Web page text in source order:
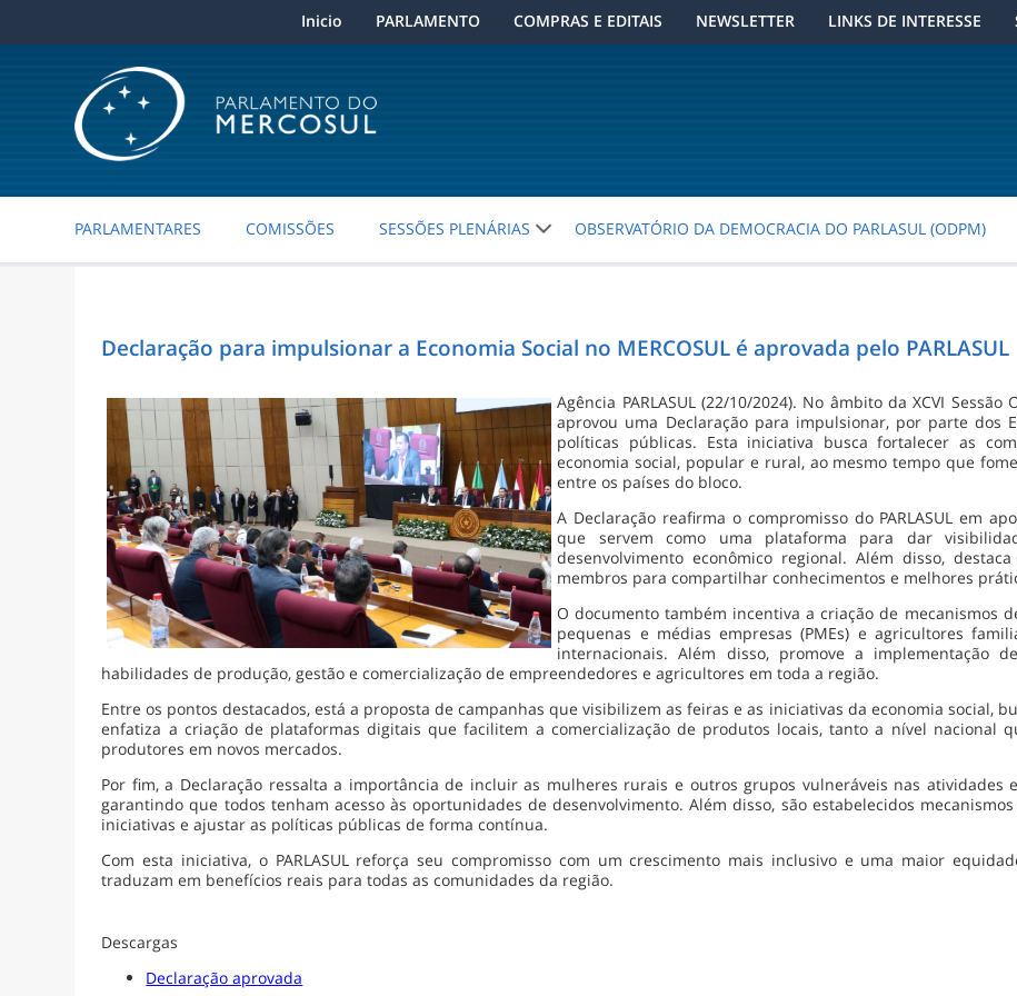
Inicio PARLAMENTO COMPRAS E EDITAIS NEWSLETTER LINKS DE INTERESSE
PARLAMENTARES COMISSÕES SESSÕES PLENÁRIAS OBSERVATÓRIO DA DEMOCRACIA DO PARLASUL (ODPM)
Declaração para impulsionar a Economia Social no MERCOSUL é aprovada pelo PARLASUL
Agência PARLASUL (22/10/2024). No âmbito da XCVI Sessão
aprovou uma Declaração para impulsionar, por parte dos
políticas públicas. Esta iniciativa busca fortalecer as
economia social, popular e rural, ao mesmo tempo que
entre os países do bloco.
A Declaração reafirma o compromisso do PARLASUL em
que servem como uma plataforma para dar
desenvolvimento econômico regional. Além disso,
membros para compartilhar conhecimentos e melhores
O documento também incentiva a criação de mecanismos
pequenas e médias empresas (PMEs) e agricultores
internacionais. Além disso, promove a implementação
habilidades de produção, gestão e comercialização de empreendedores e agricultores em toda a região.
Entre os pontos destacados, está a proposta de campanhas que visibilizem as feiras e as iniciativas da economia social,
enfatiza a criação de plataformas digitais que facilitem a comercialização de produtos locais, tanto a nível nacional
produtores em novos mercados.
Por fim, a Declaração ressalta a importância de incluir as mulheres rurais e outros grupos vulneráveis nas atividades
garantindo que todos tenham acesso às oportunidades de desenvolvimento. Além disso, são estabelecidos
iniciativas e ajustar as políticas públicas de forma contínua.
Com esta iniciativa, o PARLASUL reforça seu compromisso com um crescimento mais inclusivo e uma maior
traduzam em benefícios reais para todas as comunidades da região.
Descargas
Declaração aprovada